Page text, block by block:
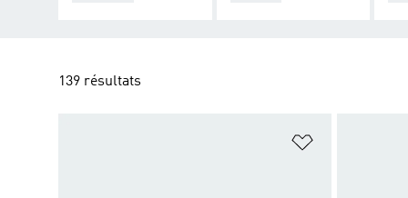
139 résultats